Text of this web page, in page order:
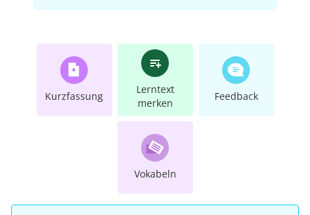
Kurzfassung
Lerntext
merken
Feedback
Vokabeln